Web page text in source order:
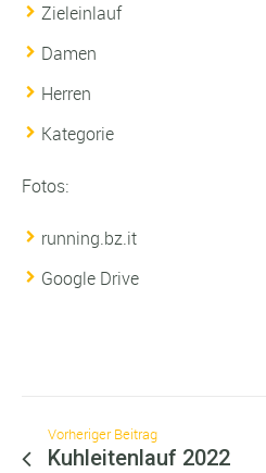
Zieleinlauf
Damen
Herren
Kategorie
Fotos:
running.bz.it
Google Drive
Vorheriger Beitrag
Kuhleitenlauf 2022